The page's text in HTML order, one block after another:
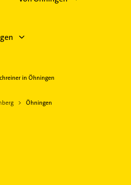
in Öhningen
Öhningen